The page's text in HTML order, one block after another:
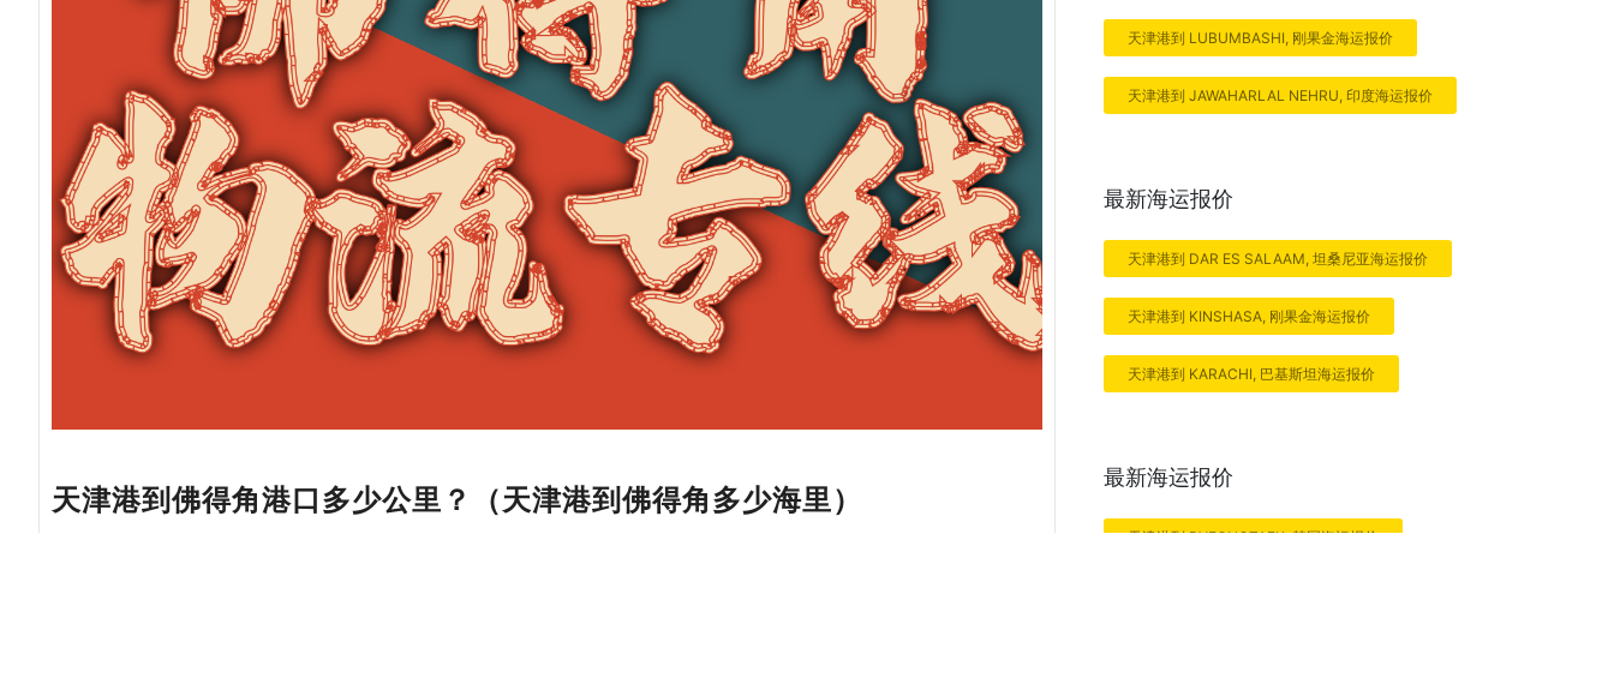
天津港到佛得角港口多少公里？（天津港到佛得角多少海里）
天津港到 LUBUMBASHI, 刚果金海运报价
天津港到 JAWAHARLAL NEHRU, 印度海运报价
最新海运报价
天津港到 DAR ES SALAAM, 坦桑尼亚海运报价
天津港到 KINSHASA, 刚果金海运报价
天津港到 KARACHI, 巴基斯坦海运报价
最新海运报价
天津港到 PYEONGTAEK, 韩国海运报价